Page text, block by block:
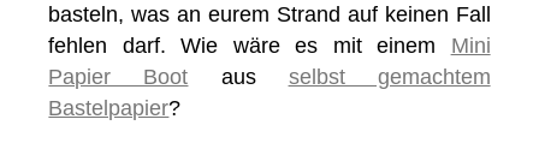
basteln, was an eurem Strand auf keinen Fall
fehlen darf. Wie wäre es mit einem Mini
Papier Boot aus selbst gemachtem
Bastelpapier?